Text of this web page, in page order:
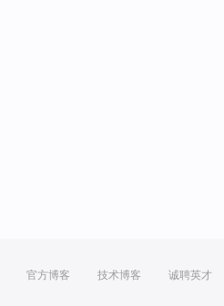
官方博客 技术博客 诚聘英才